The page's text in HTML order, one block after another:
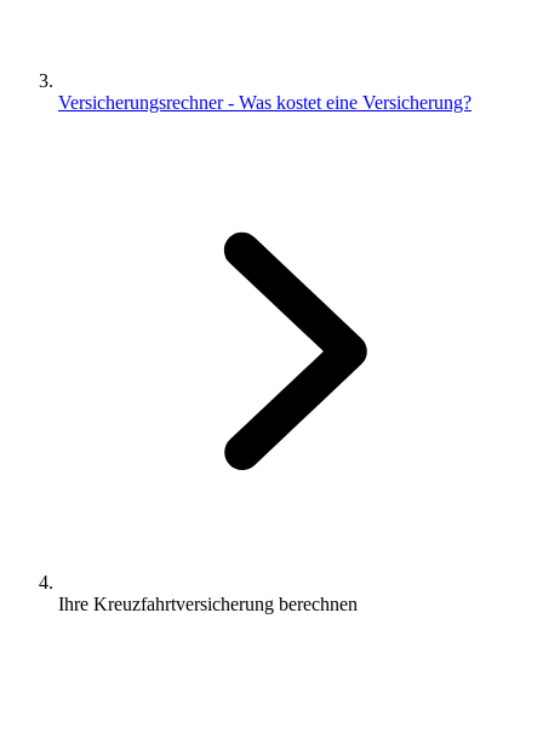
Versicherungsrechner - Was kostet eine Versicherung?
Ihre Kreuzfahrtversicherung berechnen